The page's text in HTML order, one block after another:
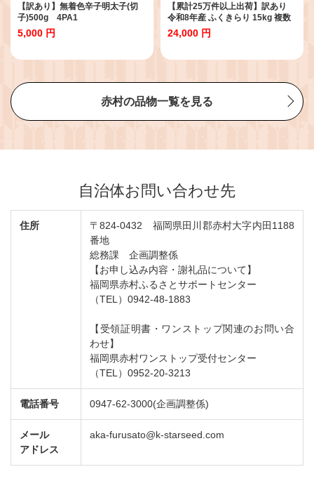
【訳あり】無着色辛子明太子(切
子)500g 4PA1
5,000 円
【累計25万件以上出荷】訳あり
令和8年産 ふくきらり 15kg 複数
原料米 福岡県 赤村 白米 精米 国産
限定 ごはん ご飯 白飯 米 15kg お
番:3X3)
24,000 円
赤村の品物一覧を見る
自治体お問い合わせ先
住所
〒824-0432 福岡県田川郡赤村大字内田1188
番地
総務課 企画調整係
【お申し込み内容・謝礼品について】
福岡県赤村ふるさとサポートセンター
（TEL）0942-48-1883
【受領証明書・ワンストップ関連のお問い合
わせ】
福岡県赤村ワンストップ受付センター
（TEL）0952-20-3213
電話番号 0947-62-3000(企画調整係)
メール
アドレス
aka-furusato@k-starseed.com